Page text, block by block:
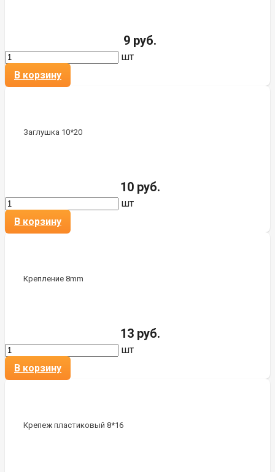
9 руб.
шт
В корзину
Заглушка 10*20
10 руб.
шт
В корзину
Крепление 8mm
13 руб.
шт
В корзину
Крепеж пластиковый 8*16